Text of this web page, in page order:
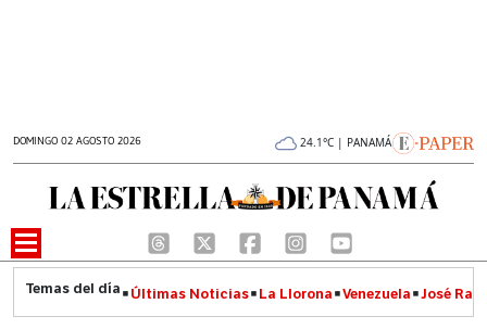
DOMINGO 02 AGOSTO 2026 24.1°C | PANAMÁ
Últimas Noticias La Llorona Venezuela José